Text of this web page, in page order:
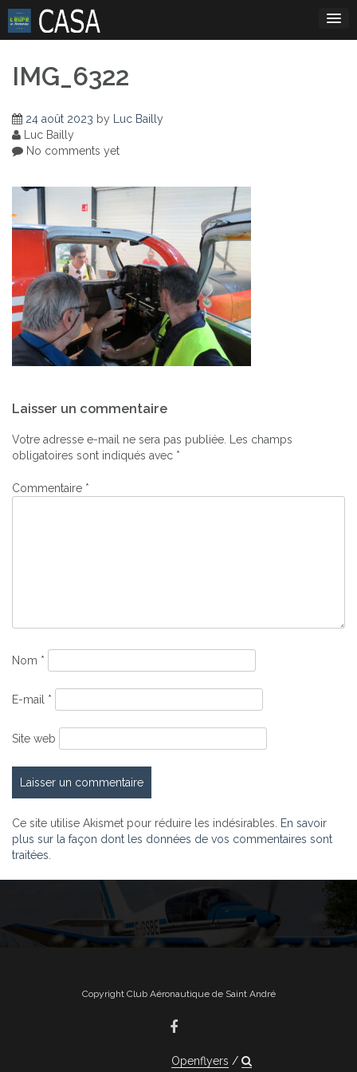
Skip
content
IMG_6322
24 août 2023 by Luc Bailly
Luc Bailly
No comments yet
de
l’article
Laisser un commentaire
Votre adresse e-mail ne sera pas publiée. Les champs
obligatoires sont indiqués avec *
Commentaire *
Nom *
E-mail *
Site web
Ce site utilise Akismet pour réduire les indésirables. En savoir
plus sur la façon dont les données de vos commentaires sont
traitées
Copyright Club Aéronautique de Saint André
Openflyers